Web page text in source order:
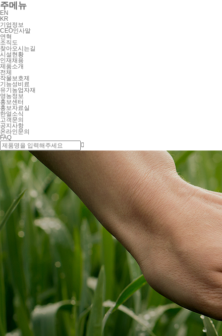
주메뉴
EN
KR
기업정보
CEO인사말
연혁
조직도
찾아오시는길
시설현황
인재채용
제품소개
전체
작물보호제
기능성비료
유기농업자재
영농정보
홍보센터
홍보자료실
한얼소식
고객문의
공지사항
온라인문의
FAQ
